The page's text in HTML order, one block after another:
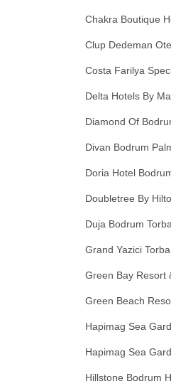
Chakra Boutique
Clup Dedeman
Costa Farilya
Delta Hotels By
Diamond Of
Divan Bodrum
Doria Hotel
Doubletree By
Duja Bodrum Torba
Grand Yazici
Green Bay Resort
Green Beach
Hapimag Sea
Hapimag Sea
Hillstone Bodrum